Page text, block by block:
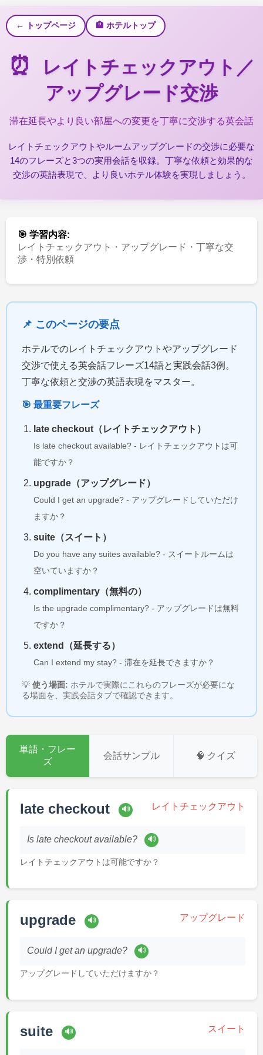
← トップページ 🏨 ホテルトップ
⏰
レイトチェックアウト／
アップグレード交渉
滞在延長やより良い部屋への変更を丁寧に交渉する英会話
レイトチェックアウトやルームアップグレードの交渉に必要な
14のフレーズと3つの実用会話を収録。丁寧な依頼と効果的な
交渉の英語表現で、より良いホテル体験を実現しましょう。
🎯 学習内容:
レイトチェックアウト・アップグレード・丁寧な交
渉・特別依頼
📌 このページの要点
ホテルでのレイトチェックアウトやアップグレード
交渉で使える英会話フレーズ14語と実践会話3例。
丁寧な依頼と交渉の英語表現をマスター。
🎯 最重要フレーズ
late checkout（レイトチェックアウト）
Is late checkout available? - レイトチェックアウトは可
能ですか？
upgrade（アップグレード）
Could I get an upgrade? - アップグレードしていただけ
ますか？
suite（スイート）
Do you have any suites available? - スイートルームは
空いていますか？
complimentary（無料の）
Is the upgrade complimentary? - アップグレードは無料
ですか？
extend（延長する）
Can I extend my stay? - 滞在を延長できますか？
💡 使う場面: ホテルで実際にこれらのフレーズが必要にな
る場面を、実践会話タブで確認できます。
単語・フレー
ズ
会話サンプル 🧠 クイズ
late checkout 🔊 レイトチェックアウト
Is late checkout available? 🔊
レイトチェックアウトは可能ですか？
upgrade 🔊 アップグレード
Could I get an upgrade? 🔊
アップグレードしていただけますか？
suite 🔊 スイート